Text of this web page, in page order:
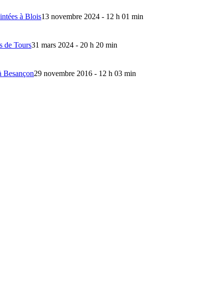
à Blois13 novembre 2024 - 12 h 01 min
de Tours31 mars 2024 - 20 h 20 min
Besançon29 novembre 2016 - 12 h 03 min